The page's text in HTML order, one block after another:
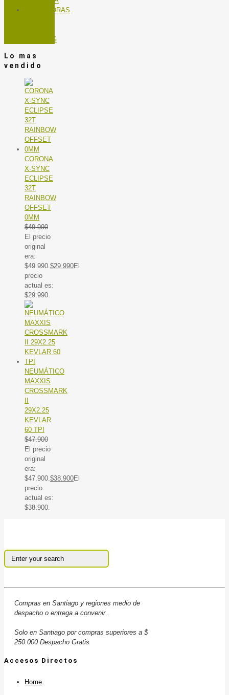
TROTADORAS
SPINNING
Lo mas
vendido
CORONA
X-SYNC
ECLIPSE
32T
RAINBOW
OFFSET
0MM
$49.990
El precio
original
era:
$49.990. $29.990El
precio
actual es:
$29.990.
NEUMÁTICO
MAXXIS
CROSSMARK
29X2.25
KEVLAR
60 TPI
$47.900
El precio
original
era:
$47.900. $38.900El
precio
actual es:
$38.900.
Compras en Santiago y regiones medio de
despacho o entrega a convenir .
Solo en Santiago por compras superiores a $
250.000 Despacho Gratis
Accesos Directos
Home